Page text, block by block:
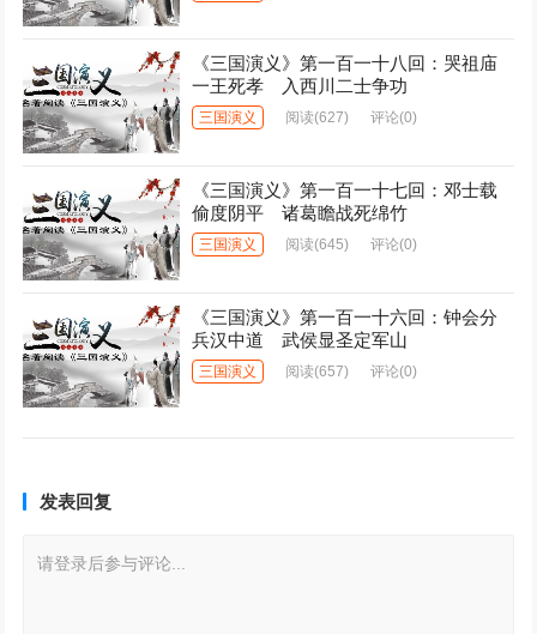
《三国演义》第一百一十八回：哭祖庙
一王死孝 入西川二士争功
三国演义 阅读(627) 评论(0)
《三国演义》第一百一十七回：邓士载
偷度阴平 诸葛瞻战死绵竹
三国演义 阅读(645) 评论(0)
《三国演义》第一百一十六回：钟会分
兵汉中道 武侯显圣定军山
三国演义 阅读(657) 评论(0)
发表回复
请登录后参与评论...